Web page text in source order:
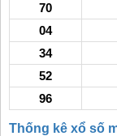
70
04
34
52
96
Thống kê xổ số